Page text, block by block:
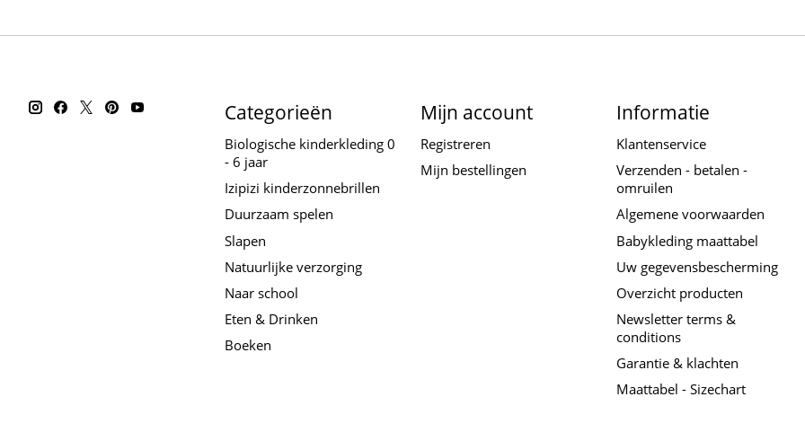
Categorieën
Biologische kinderkleding 0
- 6 jaar
Izipizi kinderzonnebrillen
Duurzaam spelen
Slapen
Natuurlijke verzorging
Naar school
Eten & Drinken
Boeken
Mijn account
Registreren
Mijn bestellingen
Informatie
Klantenservice
Verzenden - betalen -
omruilen
Algemene voorwaarden
Babykleding maattabel
Uw gegevensbescherming
Overzicht producten
Newsletter terms &
conditions
Garantie & klachten
Maattabel - Sizechart